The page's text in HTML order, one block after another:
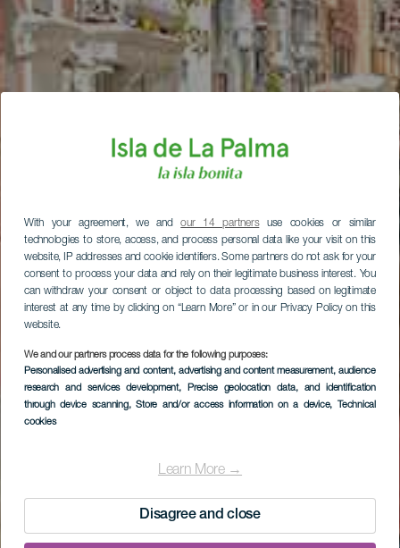
With your agreement, we andour 14 partnersuse cookies or similar
technologies to store, access, and process personal data like your visit on this
website, IP addresses and cookie identifiers. Some partners do not ask for your
consent to process your data and rely on their legitimate business interest. You
can withdraw your consent or object to data processing based on legitimate
interest at any time by clicking on “Learn More” or in our Privacy Policy on this
website.
We and our partners process data for the following purposes:
Personalised advertising and content, advertising and content measurement, audience
research and services development, Precise geolocation data, and identification
through device scanning, Store and/or access information on a device, Technical
cookies
Learn More →
Disagree and close